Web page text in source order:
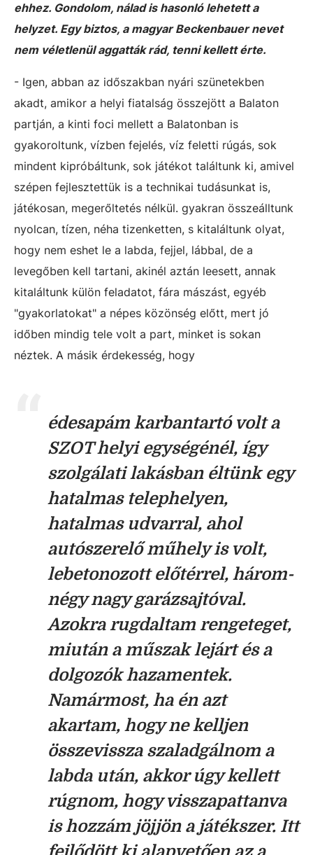
ehhez. Gondolom, nálad is hasonló lehetett a
helyzet. Egy biztos, a magyar Beckenbauer nevet
nem véletlenül aggatták rád, tenni kellett érte.
- Igen, abban az időszakban nyári szünetekben
akadt, amikor a helyi fiatalság összejött a Balaton
partján, a kinti foci mellett a Balatonban is
gyakoroltunk, vízben fejelés, víz feletti rúgás, sok
mindent kipróbáltunk, sok játékot találtunk ki, amivel
szépen fejlesztettük is a technikai tudásunkat is,
játékosan, megerőltetés nélkül. gyakran összeálltunk
nyolcan, tízen, néha tizenketten, s kitaláltunk olyat,
hogy nem eshet le a labda, fejjel, lábbal, de a
levegőben kell tartani, akinél aztán leesett, annak
kitaláltunk külön feladatot, fára mászást, egyéb
"gyakorlatokat" a népes közönség előtt, mert jó
időben mindig tele volt a part, minket is sokan
néztek. A másik érdekesség, hogy
édesapám karbantartó volt a
SZOT helyi egységénél, így
szolgálati lakásban éltünk egy
hatalmas telephelyen,
hatalmas udvarral, ahol
autószerelő műhely is volt,
lebetonozott előtérrel, három-
négy nagy garázsajtóval.
Azokra rugdaltam rengeteget,
miután a műszak lejárt és a
dolgozók hazamentek.
Namármost, ha én azt
akartam, hogy ne kelljen
összevissza szaladgálnom a
labda után, akkor úgy kellett
rúgnom, hogy visszapattanva
is hozzám jöjjön a játékszer. Itt